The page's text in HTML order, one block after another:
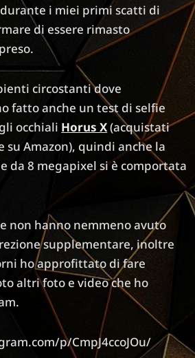
i miei primi scatti di
di essere rimasto
circostanti dove
fatto anche un test di selfie
occhiali Horus X(acquistati
su Amazon), quindi anche la
da 8 megapixel si è comportata
non hanno nemmeno avuto
supplementare, inoltre
ho approfittato di fare
altri foto e video che ho
p/CmpJ4ccoJOu/